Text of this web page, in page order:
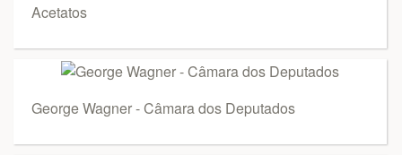
Acetatos
George Wagner - Câmara dos Deputados